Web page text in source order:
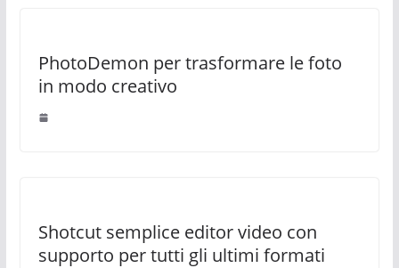
PhotoDemon per trasformare le foto
in modo creativo
Shotcut semplice editor video con
supporto per tutti gli ultimi formati